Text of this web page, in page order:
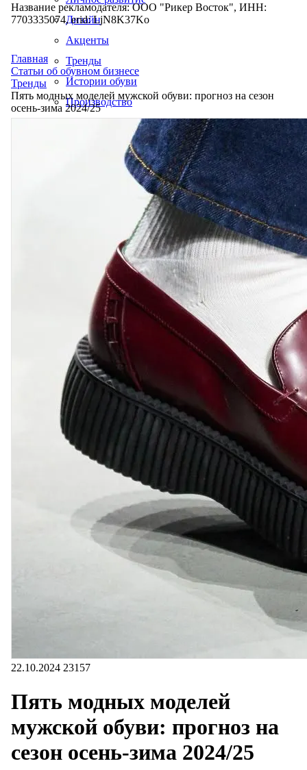
Дизайн
Акценты
Тренды
Истории обуви
Производство
Название рекламодателя: ООО "Рикер Восток", ИНН:
7703335074, erid: LjN8K37Ko
Главная
Статьи об обувном бизнесе
Тренды
Пять модных моделей мужской обуви: прогноз на сезон
осень-зима 2024/25
22.10.2024 23157
Пять модных моделей
мужской обуви: прогноз на
сезон осень-зима 2024/25